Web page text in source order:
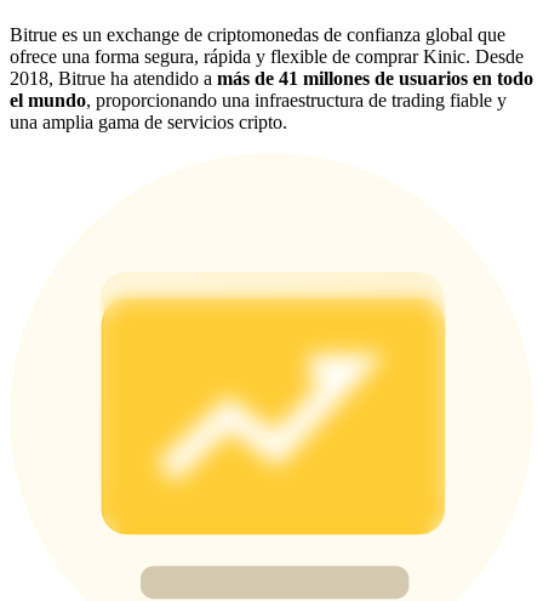
Share 500000 CASHCAT prize pool
Precious Metals Trading Carnival
Trade Gold & Silver · 33,333 USDT Bonus
USDT New User Exclusive 10% APR
USDT Flexible Staking | Daily Rewards
New Listing Futures Fest
Bitrue es un exchange de criptomonedas de confianza global que
ofrece una forma segura, rápida y flexible de comprar Kinic. Desde
2018, Bitrue ha atendido a más de 41 millones de usuarios en todo
el mundo, proporcionando una infraestructura de trading fiable y
una amplia gama de servicios cripto.